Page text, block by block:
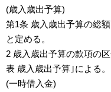
(歳入歳出予算)
第1条 歳入歳出予算の総
と定める。
2 歳入歳出予算の款項の
表 歳入歳出予算｣による。
(一時借入金)